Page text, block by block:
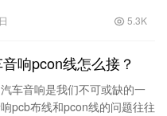
5.3K
响pcon线怎么接？
车音响是我们不可或缺的一
pcb布线和pcon线的问题往往